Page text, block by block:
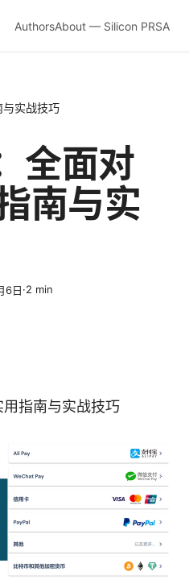
AuthorsAbout — Silicon PRSA
实战技巧
全面对
南与实
6日·2 min
指南与实战技巧